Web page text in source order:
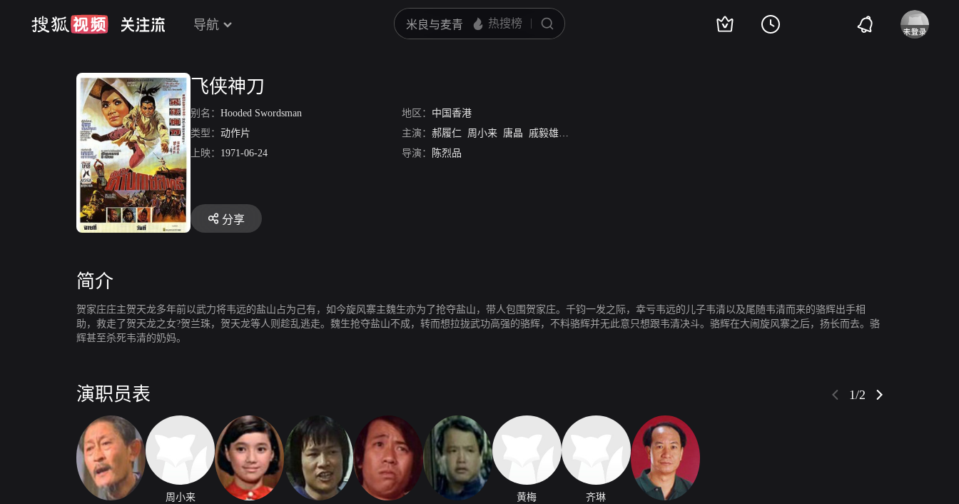
导航
飞侠神刀
别名： Hooded Swordsman 地区： 中国香港
类型： 动作片 主演： 郝履仁 周小来 唐晶 戚毅雄 黄培基
上映： 1971-06-24 导演： 陈烈品
分享
简介
贺家庄庄主贺天龙多年前以武力将韦远的盐山占为己有，如今旋风寨主魏生亦为了抢夺盐山，带人包围贺家庄。千钧一发之际，幸亏韦远的儿子韦清以及尾随韦清而来的骆辉出手相
助，救走了贺天龙之女?贺兰珠，贺天龙等人则趁乱逃走。魏生抢夺盐山不成，转而想拉拢武功高强的骆辉，不料骆辉并无此意只想跟韦清决斗。骆辉在大闹旋风寨之后，扬长而去。骆
辉甚至杀死韦清的奶妈。
演职员表 1/2
周小来
黄梅
齐琳